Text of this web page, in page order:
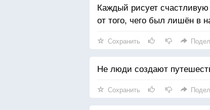
Каждый рисует
от того, чего был лишён в
Сохранить
Не люди создают
Сохранить